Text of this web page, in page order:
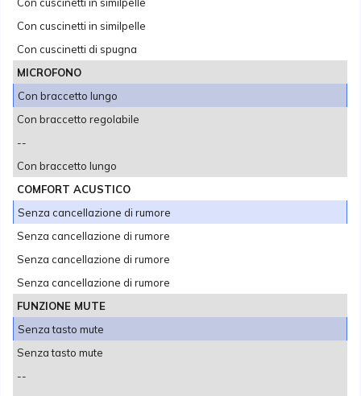
Con cuscinetti in similpelle
Con cuscinetti di spugna
MICROFONO
Con braccetto lungo
Con braccetto regolabile
--
Con braccetto lungo
COMFORT ACUSTICO
Senza cancellazione di rumore
Senza cancellazione di rumore
Senza cancellazione di rumore
Senza cancellazione di rumore
FUNZIONE MUTE
Senza tasto mute
Senza tasto mute
--